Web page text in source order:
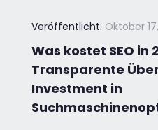
Veröffentlicht: Oktober
Was kostet SEO in
Transparente
Investment in